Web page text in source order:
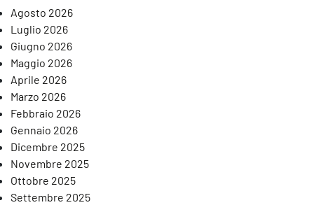
Agosto 2026
Luglio 2026
Giugno 2026
Maggio 2026
Aprile 2026
Marzo 2026
Febbraio 2026
Gennaio 2026
Dicembre 2025
Novembre 2025
Ottobre 2025
Settembre 2025